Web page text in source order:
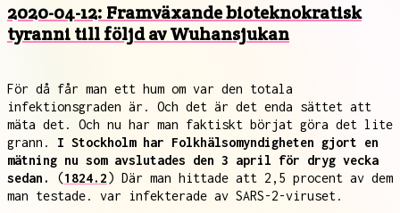
2020-04-12: Framväxande bioteknokratisk
tyranni till följd av Wuhansjukan
För då får man ett hum om var den totala
infektionsgraden är. Och det är det enda sättet att
mäta det. Och nu har man faktiskt börjat göra det lite
grann. I Stockholm har Folkhälsomyndigheten gjort en
mätning nu som avslutades den 3 april för dryg vecka
sedan.
(1824.2) Där man hittade att 2,5 procent av dem
man testade. var infekterade av SARS-2-viruset.